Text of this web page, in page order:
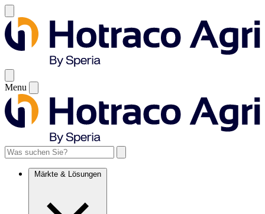
Menu
Märkte & Lösungen